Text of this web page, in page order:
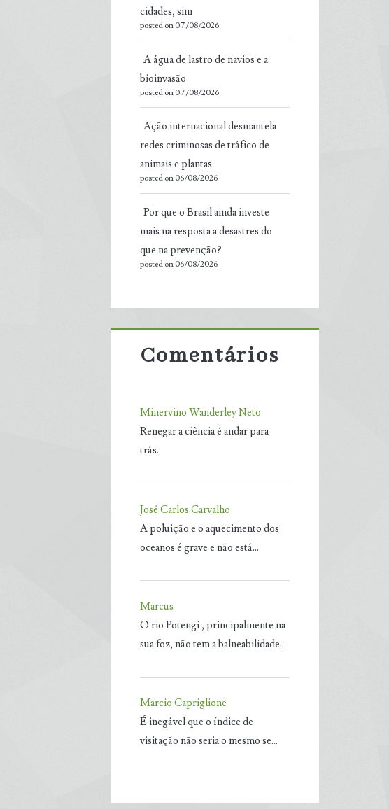
cidades, sim
posted on 07/08/2026
A água de lastro de navios e a
bioinvasão
posted on 07/08/2026
Ação internacional desmantela
redes criminosas de tráfico de
animais e plantas
posted on 06/08/2026
Por que o Brasil ainda investe
mais na resposta a desastres do
que na prevenção?
posted on 06/08/2026
Comentários
Minervino Wanderley Neto
Renegar a ciência é andar para
trás.
José Carlos Carvalho
A poluição e o aquecimento dos
oceanos é grave e não está…
Marcus
O rio Potengi , principalmente na
sua foz, não tem a balneabilidade…
Marcio Capriglione
É inegável que o índice de
visitação não seria o mesmo se…